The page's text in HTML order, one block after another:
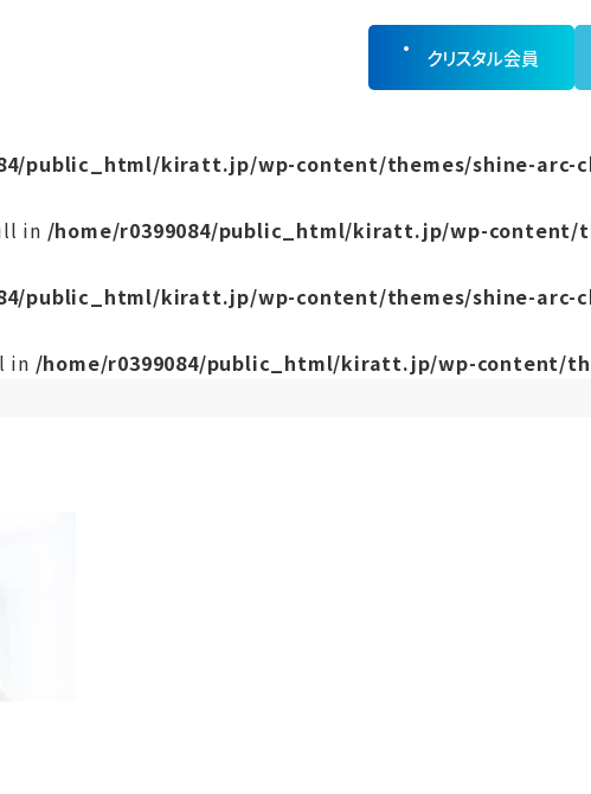
クリスタル会員
public_html/kiratt.jp/wp-content/themes/shine-arc-
in /home/r0399084/public_html/kiratt.jp/wp-content/
public_html/kiratt.jp/wp-content/themes/shine-arc-
in /home/r0399084/public_html/kiratt.jp/wp-content/